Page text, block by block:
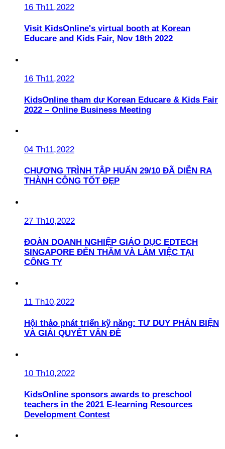
16 Th11,2022
Visit KidsOnline's virtual booth at Korean
Educare and Kids Fair, Nov 18th 2022
16 Th11,2022
KidsOnline tham dự Korean Educare & Kids Fair
2022 – Online Business Meeting
04 Th11,2022
CHƯƠNG TRÌNH TẬP HUẤN 29/10 ĐÃ DIỄN RA
THÀNH CÔNG TỐT ĐẸP
27 Th10,2022
ĐOÀN DOANH NGHIỆP GIÁO DỤC EDTECH
SINGAPORE ĐẾN THĂM VÀ LÀM VIỆC TẠI
CÔNG TY
11 Th10,2022
Hội thảo phát triển kỹ năng: TƯ DUY PHẢN BIỆN
VÀ GIẢI QUYẾT VẤN ĐỀ
10 Th10,2022
KidsOnline sponsors awards to preschool
teachers in the 2021 E-learning Resources
Development Contest